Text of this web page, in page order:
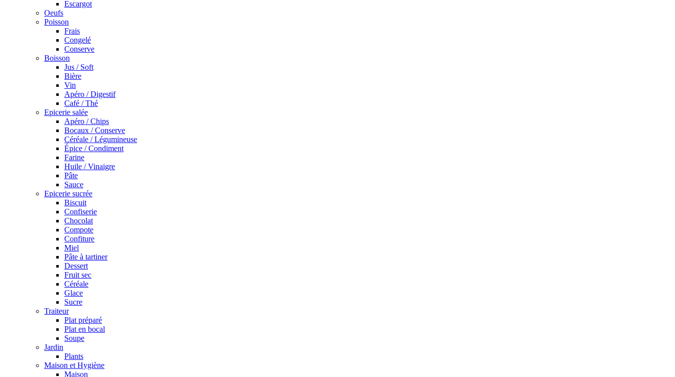
Escargot
Oeufs
Poisson
Frais
Congelé
Conserve
Boisson
Jus / Soft
Bière
Vin
Apéro / Digestif
Café / Thé
Epicerie salée
Apéro / Chips
Bocaux / Conserve
Céréale / Légumineuse
Épice / Condiment
Farine
Huile / Vinaigre
Pâte
Sauce
Epicerie sucrée
Biscuit
Confiserie
Chocolat
Compote
Confiture
Miel
Pâte à tartiner
Dessert
Fruit sec
Céréale
Glace
Sucre
Traiteur
Plat préparé
Plat en bocal
Soupe
Jardin
Plants
Maison et Hygiène
Maison